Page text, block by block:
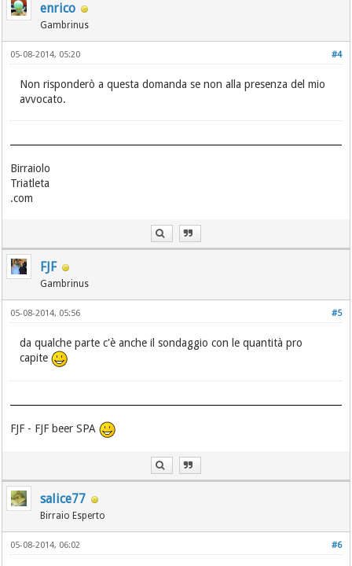
enrico
Gambrinus
#4
05-08-2014, 05:20
Non risponderò a questa domanda se non alla presenza del mio
avvocato.
Birraiolo
Triatleta
.com
FJF
Gambrinus
#5
05-08-2014, 05:56
da qualche parte c'è anche il sondaggio con le quantità pro
capite
FJF - FJF beer SPA
salice77
Birraio Esperto
#6
05-08-2014, 06:02